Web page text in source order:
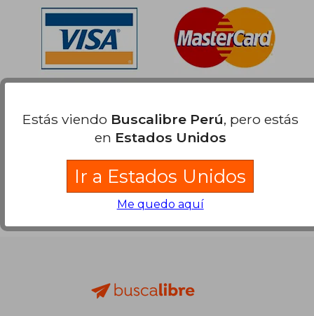
Estás viendo Buscalibre Perú, pero estás
en Estados Unidos
Ir a Estados Unidos
Me quedo aquí